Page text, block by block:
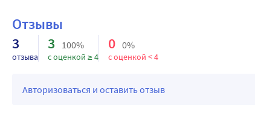
Благодаря совершенству корейских технологий
дня.
Отзывы
3
отзыва
3 100%
с оценкой ≥ 4
0 0%
с оценкой < 4
Авторизоваться и оставить отзыв